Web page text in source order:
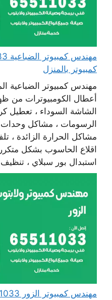
كمبيوتر بالمنزل
مهندس كمبيوتر الضباعية
أعطال الكومبيوترات من
الشاشة السوداء ، تعطيل
الرسومات ، مشاكل وحدات
مشاكل الحرارة الزائدة ،
اقلاع الحاسوب بشكل
استبدال بور سبلاي ،